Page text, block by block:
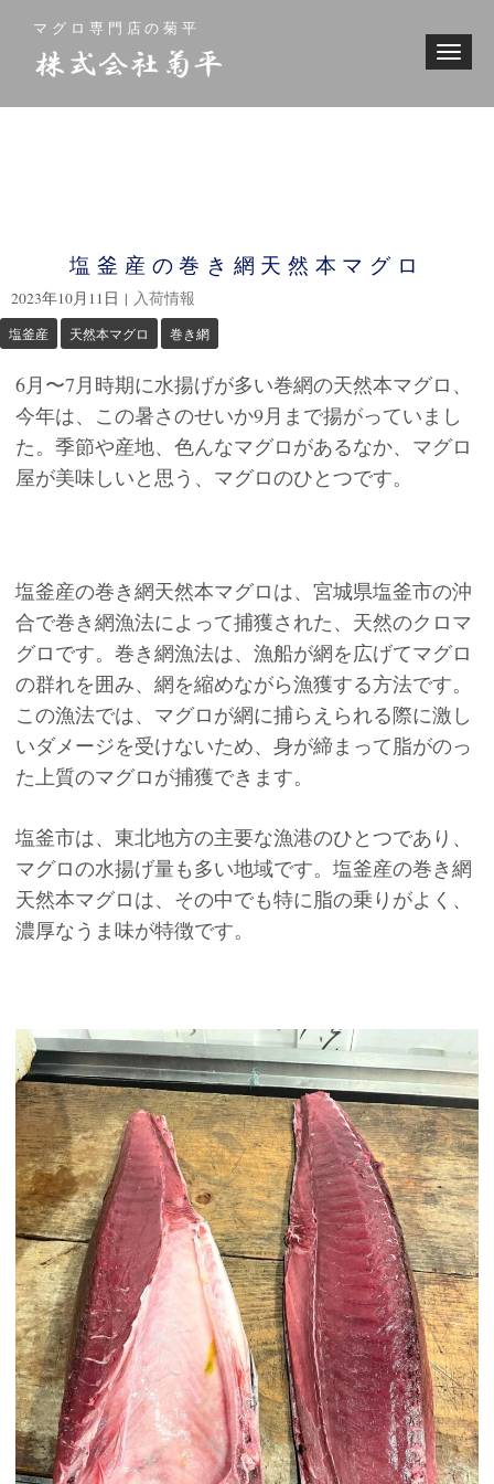
マグロ専門店の菊平
N
a
i
塩釜産の巻き網天然本マグロ
2023年10月11日 | 入荷情報
塩釜産 天然本マグロ 巻き網
6月〜7月時期に水揚げが多い巻網の天然本マグロ、
今年は、この暑さのせいか9月まで揚がっていまし
た。 季節や産地、色んなマグロがあるなか、マグロ
屋が美味しいと思う、マグロのひとつです。
塩釜産の巻き網天然本マグロは、宮城県塩釜市の沖
合で巻き網漁法によって捕獲された、天然のクロマ
グロです。巻き網漁法は、漁船が網を広げてマグロ
の群れを囲み、網を縮めながら漁獲する方法です。
この漁法では、マグロが網に捕らえられる際に激し
いダメージを受けないため、身が締まって脂がのっ
た上質のマグロが捕獲できます。
塩釜市は、東北地方の主要な漁港のひとつであり、
マグロの水揚げ量も多い地域です。塩釜産の巻き網
天然本マグロは、その中でも特に脂の乗りがよく、
濃厚なうま味が特徴です。